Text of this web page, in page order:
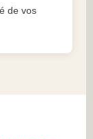
de vos